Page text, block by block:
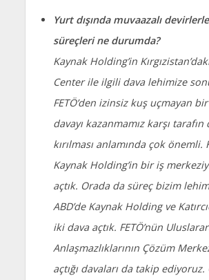
Yurt dışında muvaazalı
süreçleri ne durumda?
Kaynak Holding’in
Center ile ilgili dava lehimize
FETÖ’den izinsiz kuş uçmayan
davayı kazanmamız karşı
kırılması anlamında çok önemli.
Kaynak Holding’in bir iş
açtık. Orada da süreç bizim
ABD’de Kaynak Holding ve
iki dava açtık. FETÖ’nün
Anlaşmazlıklarının Çözüm
açtığı davaları da takip